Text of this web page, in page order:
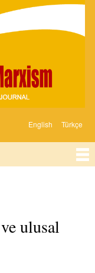
English Türkçe
ulusal